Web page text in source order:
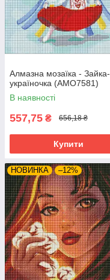
Алмазна мозаїка - Зайка-
україночка (AMO7581)
В наявності
557,75 ₴ 656,18 ₴
Купити
НОВИНКА –12%